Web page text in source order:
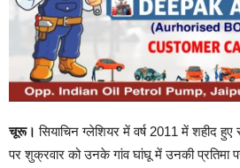
चूरू। सियाचिन ग्लेशियर में वर्ष 2011 में शहीद
पर शुक्रवार को उनके गांव घांघू में उनकी प्रतिमा